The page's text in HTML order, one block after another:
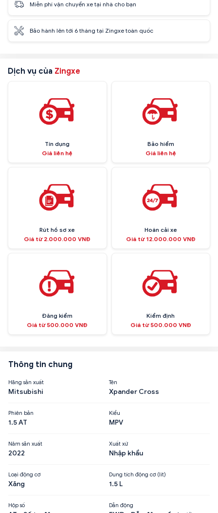
Miễn phí vận chuyển xe tại nhà cho bạn
Bảo hành lên tới 6 tháng tại Zingxe toàn quốc
Dịch vụ của Zingxe
Tín dụng
Giá liên hệ
Bảo hiểm
Giá liên hệ
Rút hồ sơ xe
Giá từ 2.000.000 VNĐ
Hoán cải xe
Giá từ 12.000.000 VNĐ
Đăng kiểm
Giá từ 500.000 VNĐ
Kiểm định
Giá từ 500.000 VNĐ
Thông tin chung
Hãng sản xuất
Mitsubishi
Tên
Xpander Cross
Phiên bản
1.5 AT
Kiểu
MPV
Năm sản xuất
2022
Xuất xứ
Nhập khẩu
Loại động cơ
Xăng
Dung tích động cơ (lít)
1.5 L
Hộp số Dẫn động